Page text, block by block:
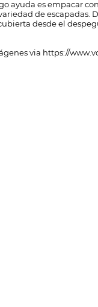
ayuda es empacar
de escapadas.
desde el
via https://